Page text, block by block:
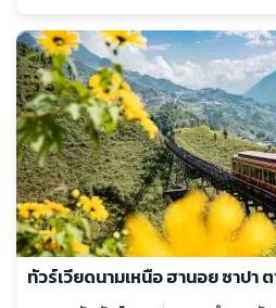
ทัวร์เวียดนามเหนือ ฮานอย ซาปา